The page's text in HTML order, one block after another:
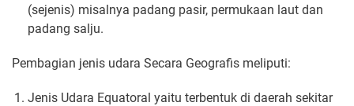
(sejenis) misalnya padang pasir, permukaan laut dan
padang salju.
Pembagian jenis udara Secara Geografis meliputi:
Jenis Udara Equatoral yaitu terbentuk di daerah sekitar